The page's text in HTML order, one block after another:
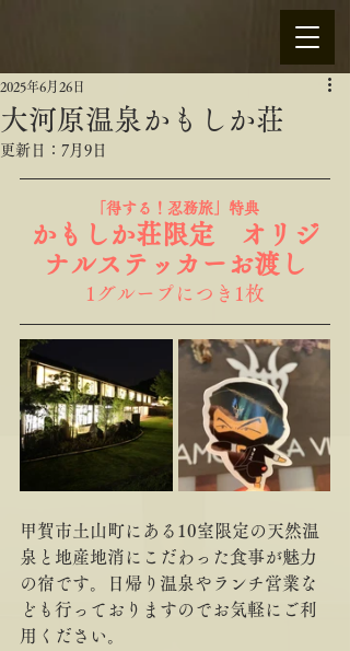
大河原温泉かもしか荘
2025年6月26日
更新日： 7月9日
得する！忍務旅 」特典
かもしか荘限定　オリジ
ナルステッカーお渡し
1グループにつき1枚
甲賀市土山町にある10室限定の天然温
泉と地産地消にこだわった食事が魅力
の宿です。日帰り温泉やランチ営業な
ども行っておりますのでお気軽にご利
用ください。